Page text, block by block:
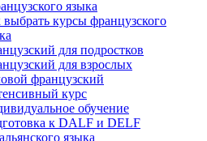
языка
выбрать курсы французского
для подростков
для взрослых
французский
курс
обучение
к DALF и DELF
языка